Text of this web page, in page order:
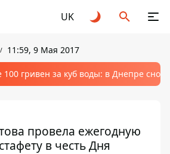
UK
11:59, 9 Мая 2017
100 гривен за куб воды: в Днепре
провела ежегодную
в честь Дня